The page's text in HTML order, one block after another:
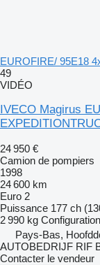
EUROFIRE/ 95E18
49
VIDÉO
IVECO Magirus
24 950 €
Camion de pompiers
1998
24 600 km
Euro 2
Puissance 177 ch
2 990 kg
Pays-Bas,
AUTOBEDRIJF RIF
Contacter le vendeur